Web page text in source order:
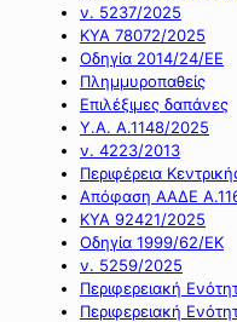
ν. 5237/2025
ΚΥΑ 78072/2025
Οδηγία 2014/24/ΕΕ
Πλημμυροπαθείς
Επιλέξιμες δαπάνες
Υ.Α. Α.1148/2025
ν. 4223/2013
Περιφέρεια
Απόφαση ΑΑΔΕ
ΚΥΑ 92421/2025
Οδηγία 1999/62/ΕΚ
ν. 5259/2025
Περιφερειακή
Περιφερειακή